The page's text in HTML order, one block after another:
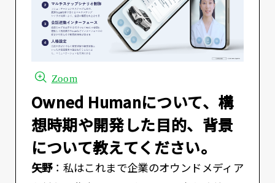
Zoom
――Owned Humanについて、構
想時期や開発した目的、背景
について教えてください。
矢野：私はこれまで企業のオウンドメディア